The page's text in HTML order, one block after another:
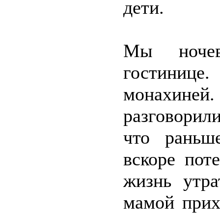
дети.
Мы
что
вскоре
жизнь
мамой